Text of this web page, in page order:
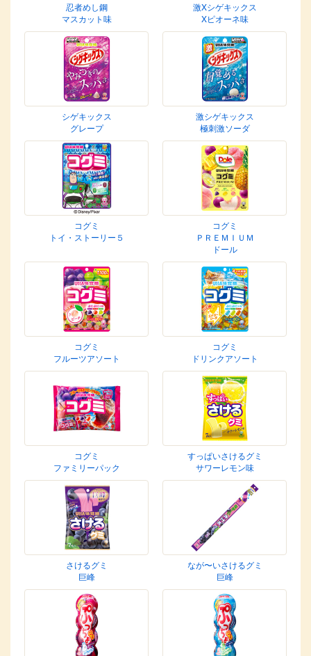
忍者めし鋼
マスカット味
激Xシゲキックス
Xピオーネ味
シゲキックス
グレープ
激シゲキックス
極刺激ソーダ
コグミ
トイ・ストーリー５
コグミ
ＰＲＥＭＩＵＭ
ドール
コグミ
フルーツアソート
コグミ
ドリンクアソート
コグミ
ファミリーパック
すっぱいさけるグミ
サワーレモン味
さけるグミ
巨峰
なが〜いさけるグミ
巨峰